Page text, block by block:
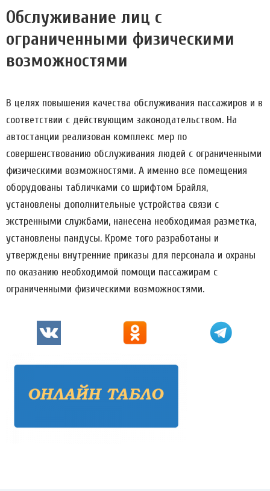
Обслуживание лиц с
ограниченными физическими
возможностями
В целях повышения качества обслуживания пассажиров и в
соответствии с действующим законодательством. На
автостанции реализован комплекс мер по
совершенствованию обслуживания людей с ограниченными
физическими возможностями. А именно все помещения
оборудованы табличками со шрифтом Брайля,
установлены дополнительные устройства связи с
экстренными службами, нанесена необходимая разметка,
установлены пандусы. Кроме того разработаны и
утверждены внутренние приказы для персонала и охраны
по оказанию необходимой помощи пассажирам с
ограниченными физическими возможностями.